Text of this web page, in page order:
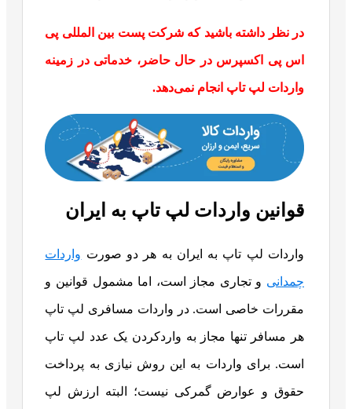
در نظر داشته باشید که شرکت پست بین المللی پی
اس پی اکسپرس در حال حاضر، خدماتی در زمینه
واردات لپ تاپ انجام نمی‌دهد.
قوانین واردات لپ تاپ به ایران
واردات لپ تاپ به ایران به هر دو صورت واردات
چمدانی و تجاری مجاز است، اما مشمول قوانین و
مقررات خاصی است. در واردات مسافری لپ تاپ
هر مسافر تنها مجاز به واردکردن یک عدد لپ تاپ
است. برای واردات به این روش نیازی به پرداخت
حقوق و عوارض گمرکی نیست؛ البته ارزش لپ